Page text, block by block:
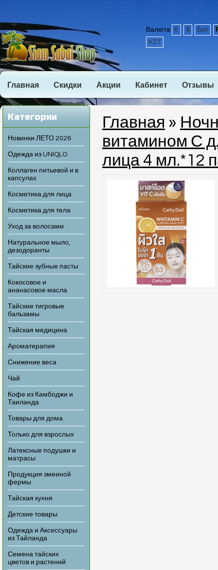
Валюта € $ Бат
KZT
Главная Скидки Акции Кабинет Отзывы
Категории
Новинки ЛЕТО 2026
Одежда из UNIQLO
Коллаген питьевой и в
капсулах
Косметика для лица
Косметика для тела
Уход за волосами
Натуральное мыло,
дезодоранты
Тайские зубные пасты
Кокосовое и
ананасовое масла
Тайские тигровые
бальзамы
Тайская медицина
Ароматерапия
Снижение веса
Чай
Кофе из Камбоджи и
Таиланда
Товары для дома
Только для взрослых
Латексные подушки и
матрасы
Продукция змеиной
фермы
Тайская кухня
Детские товары
Одежда и Аксессуары
из Тайланда
Семена тайских
цветов и растений
Главная »
витамином С
лица 4 мл.*12